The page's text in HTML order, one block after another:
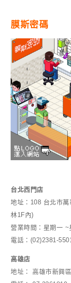
膜斯密碼
台北西門店
地址：108 台北市
林1F內)
營業時間：星期一
電話：(02)2381-5501
高雄店
地址： 高雄市新興